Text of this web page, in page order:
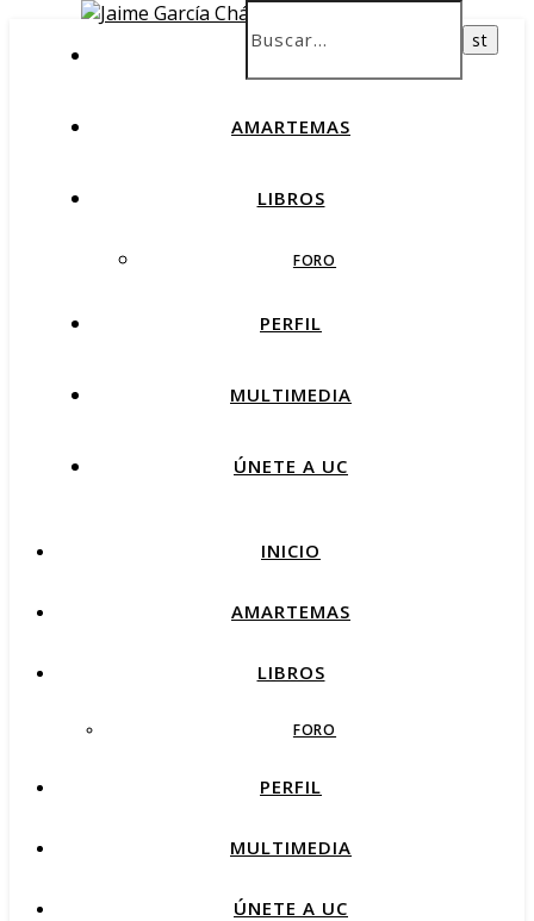
AMARTEMAS
LIBROS
FORO
PERFIL
MULTIMEDIA
ÚNETE A UC
INICIO
AMARTEMAS
LIBROS
FORO
PERFIL
MULTIMEDIA
ÚNETE A UC